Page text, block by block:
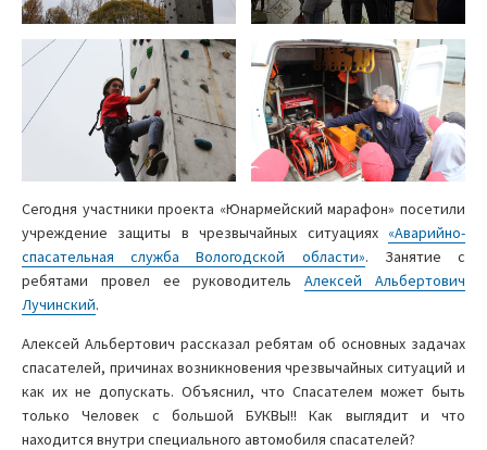
Сегодня участники проекта «Юнармейский марафон» посетили
учреждение защиты в чрезвычайных ситуациях «Аварийно-
спасательная служба Вологодской области». Занятие с
ребятами провел ее руководительАлексей Альбертович
Лучинский.
Алексей Альбертович рассказал ребятам об основных задачах
спасателей, причинах возникновения чрезвычайных ситуаций и
как их не допускать. Объяснил, что Спасателем может быть
только Человек с большой БУКВЫ!! Как выглядит и что
находится внутри специального автомобиля спасателей?